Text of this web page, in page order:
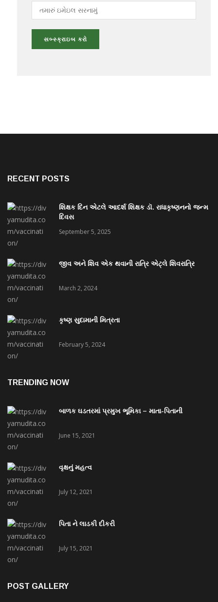
RECENT POSTS
શિક્ષક દિન એટલે આદર્શ શિક્ષક ડૉ. રાધાકૃષ્ણનનો જન્મ
દિવસ
September 5, 2025
જીવ અને શિવ એક થવાની રાત્રિ એટ્લે શિવરાત્રિ
March 2, 2024
કૃષ્ણ સુદામાની મિત્રતા
February 5, 2024
TRENDING NOW
બાળક ઘડતરમાં પ્રમુખ ભૂમિકા – માતા-પિતાની
June 15, 2021
વૃક્ષનું મહત્વ
July 12, 2021
પિતા ને લાડકી દીકરી
July 15, 2021
POST GALLERY